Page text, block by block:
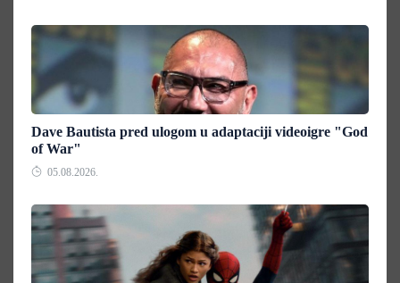
Dave Bautista pred ulogom u adaptaciji videoigre "God
of War"
05.08.2026.